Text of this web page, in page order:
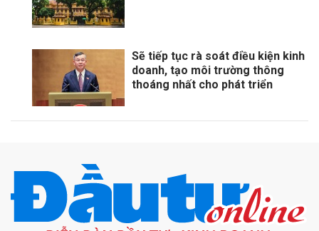
Sẽ tiếp tục rà soát điều kiện kinh
doanh, tạo môi trường thông
thoáng nhất cho phát triển